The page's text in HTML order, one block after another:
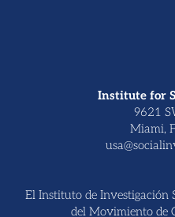
Institute for
9621
Miami,
El Instituto de Investigación
del Movimiento de